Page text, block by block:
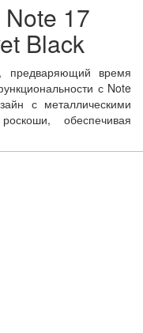
17
Black
время
с Note
с металлическими
обеспечивая